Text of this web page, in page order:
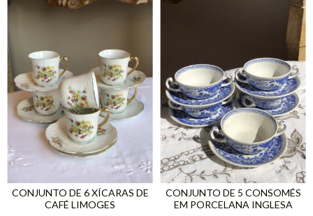
CONJUNTO DE 6 XÍCARAS DE
CAFÉ LIMOGES
CONJUNTO DE 5 CONSOMÉS
EM PORCELANA INGLESA